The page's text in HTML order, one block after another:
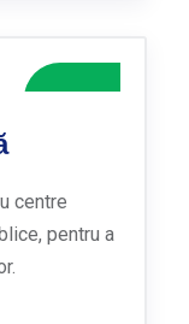
centre
pentru a